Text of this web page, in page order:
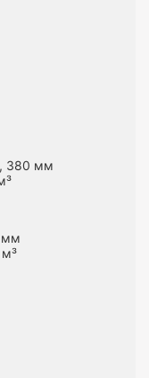
380 мм
мм
м³